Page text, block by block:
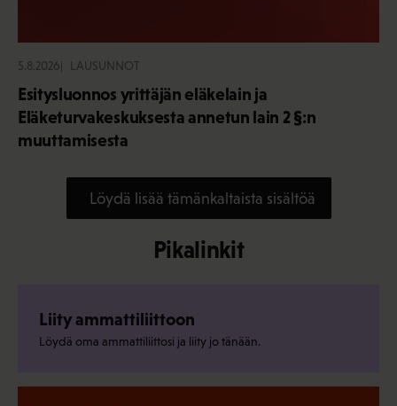
5.8.2026 LAUSUNNOT
Esitysluonnos yrittäjän eläkelain ja
Eläketurvakeskuksesta annetun lain 2 §:n
muuttamisesta
Löydä lisää tämänkaltaista sisältöä
Pikalinkit
Liity ammattiliittoon
Löydä oma ammattiliittosi ja liity jo tänään.